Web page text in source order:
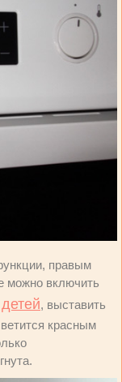
правым
можно включить
, выставить
красным